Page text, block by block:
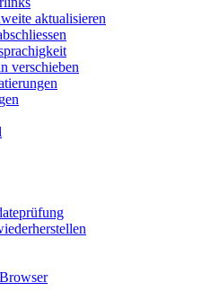
aktualisieren
verschieben